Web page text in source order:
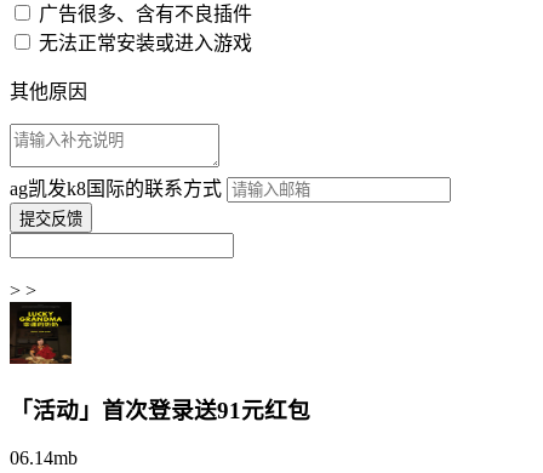
广告很多、含有不良插件
无法正常安装或进入游戏
其他原因
ag凯发k8国际的联系方式
> >
「活动」首次登录送91元红包
06.14mb